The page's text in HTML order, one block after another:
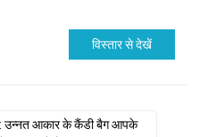
विस्तार से देखें